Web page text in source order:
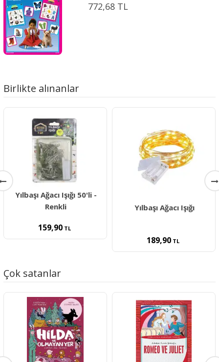
772,68 TL
Birlikte alınanlar
Yılbaşı Ağacı Işığı 50'li -
Renkli
159,90 TL
Yılbaşı Ağacı Işığı
189,90 TL
Çok satanlar